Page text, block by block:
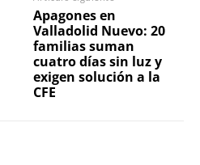
Apagones en
Valladolid Nuevo: 20
familias suman
cuatro días sin luz y
exigen solución a la
CFE